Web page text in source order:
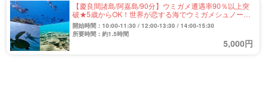
【慶良間諸島/阿嘉島/90分】ウミガメ遭遇率90％以上突
破★5歳からOK！世界が恋する海でウミガメシュノーケ
ルツアー《レンタル器材無料》（No.309）
開始時間：10:00-11:30 / 12:00-13:30 / 14:00-15:30
所要時間：約1.5時間
5,000円